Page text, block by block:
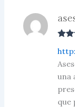
out
una
que